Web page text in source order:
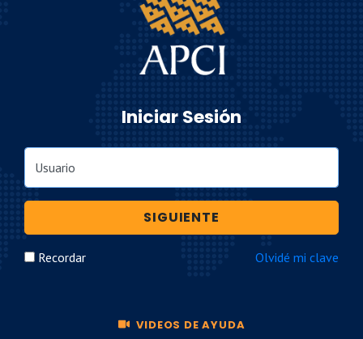
Iniciar Sesión
Usuario
SIGUIENTE
Recordar Olvidé mi clave
VIDEOS DE AYUDA